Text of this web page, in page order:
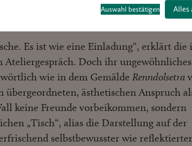
Auswahl bestätigen Alles
Es ist wie eine Einladung“, erklärt die
Doch ihr ungewöhnliches
wie in dem Gemälde Renndolsetra
übergeordneten, ästhetischen Anspruch
keine Freunde vorbeikommen, sondern
„Tisch“, alias die Darstellung auf der
selbstbewusster wie reflektierter